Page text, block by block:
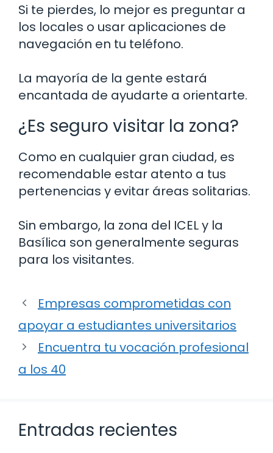
Si te pierdes, lo mejor es preguntar a
los locales o usar aplicaciones de
navegación en tu teléfono.
La mayoría de la gente estará
encantada de ayudarte a orientarte.
¿Es seguro visitar la zona?
Como en cualquier gran ciudad, es
recomendable estar atento a tus
pertenencias y evitar áreas solitarias.
Sin embargo, la zona del ICEL y la
Basílica son generalmente seguras
para los visitantes.
Empresas comprometidas con
apoyar a estudiantes universitarios
Encuentra tu vocación profesional
a los 40
Entradas recientes